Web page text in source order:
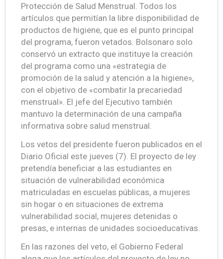
Protección de Salud Menstrual. Todos los
artículos que permitían la libre disponibilidad de
productos de higiene, que es el punto principal
del programa, fueron vetados. Bolsonaro solo
conservó un extracto que instituye la creación
del programa como una «estrategia de
promoción de la salud y atención a la higiene»,
con el objetivo de «combatir la precariedad
menstrual». El jefe del Ejecutivo también
mantuvo la determinación de una campaña
informativa sobre salud menstrual.
Los vetos del presidente fueron publicados en el
Diario Oficial este jueves (7). El proyecto de ley
pretendía beneficiar a las estudiantes en
situación de vulnerabilidad económica
matriculadas en escuelas públicas, a mujeres
sin hogar o en situaciones de extrema
vulnerabilidad social, mujeres detenidas o
presas, e internas de unidades socioeducativas.
En las razones del veto, el Gobierno Federal